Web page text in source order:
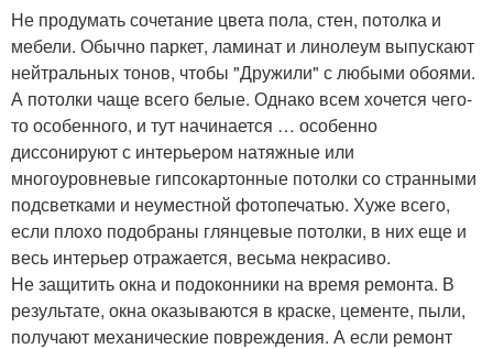
Не продумать сочетание цвета пола, стен, потолка и
мебели. Обычно паркет, ламинат и линолеум выпускают
нейтральных тонов, чтобы "Дружили" с любыми обоями.
А потолки чаще всего белые. Однако всем хочется чего-
то особенного, и тут начинается … особенно
диссонируют с интерьером натяжные или
многоуровневые гипсокартонные потолки со странными
подсветками и неуместной фотопечатью. Хуже всего,
если плохо подобраны глянцевые потолки, в них еще и
весь интерьер отражается, весьма некрасиво.
Не защитить окна и подоконники на время ремонта. В
результате, окна оказываются в краске, цементе, пыли,
получают механические повреждения. А если ремонт